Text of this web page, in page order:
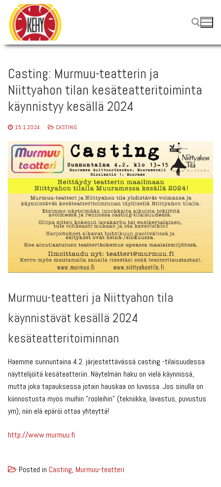
Hyppää
sisältöön
Casting: Murmuu-teatterin ja
Niittyahon tilan kesäteatteritoiminta
käynnistyy kesällä 2024
15.1.2024 CASTING
Murmuu-teatteri ja Niittyahon tila
käynnistävät kesällä 2024
kesäteatteritoiminnan
Haemme sunnuntaina 4.2. järjestettävässä casting -tilaisuudessa
näyttelijöitä kesäteatteriin. Näytelmän haku on vielä käynnissä,
mutta joka tapauksessa jotain hauskaa on luvassa. Jos sinulla on
kiinnostusta myös muihin ”rooleihin” (tekniikka, lavastus, puvustus
ym), niin elä epäröi ottaa yhteyttä!
http://www.murmuu.fi
Posted in Casting, Murmuu-teatteri